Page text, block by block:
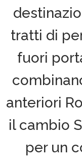
tratti di
fuori
anteriori
il cambio
per un